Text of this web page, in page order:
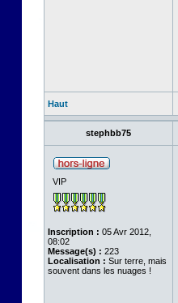
Haut
stephbb75
VIP
Inscription : 05 Avr 2012,
08:02
Message(s) : 223
Localisation : Sur terre, mais
souvent dans les nuages !